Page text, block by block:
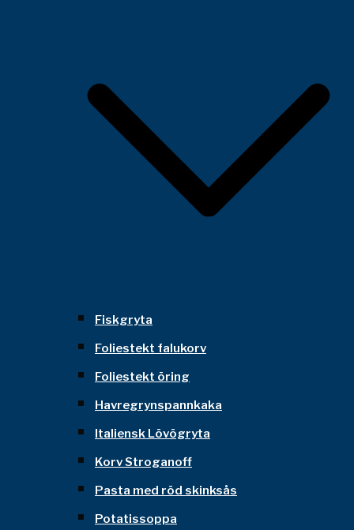
Fiskgryta
Foliestekt falukorv
Foliestekt öring
Havregrynspannkaka
Italiensk Lövögryta
Korv Stroganoff
Pasta med röd skinksås
Potatissoppa